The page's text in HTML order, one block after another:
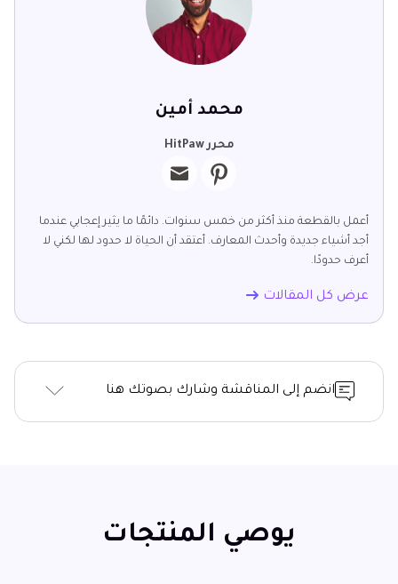
محمد أمين
محرر HitPaw
أعمل بالقطعة منذ أكثر من خمس سنوات. دائمًا ما يثير إعجابي عندما
أجد أشياء جديدة وأحدث المعارف. أعتقد أن الحياة لا حدود لها لكني لا
أعرف حدودًا.
عرض كل المقالات
انضم إلى المناقشة وشارك بصوتك هنا
يوصي المنتجات